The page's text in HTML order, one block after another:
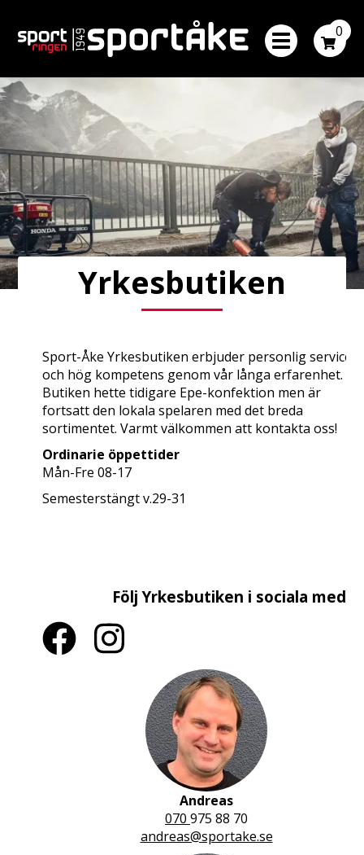
0
Yrkesbutiken
Sport-Åke Yrkesbutiken erbjuder personlig service
och hög kompetens genom vår långa erfarenhet.
Butiken hette tidigare Epe-konfektion men är
fortsatt den lokala spelaren med det breda
sortimentet. Varmt välkommen att kontakta oss!
Ordinarie öppettider
Mån-Fre 08-17
Semesterstängt v.29-31
Följ Yrkesbutiken i sociala
Andreas
070 975 88 70
andreas@sportake.se